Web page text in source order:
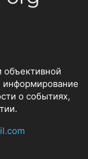
объективной
информирование
о событиях,